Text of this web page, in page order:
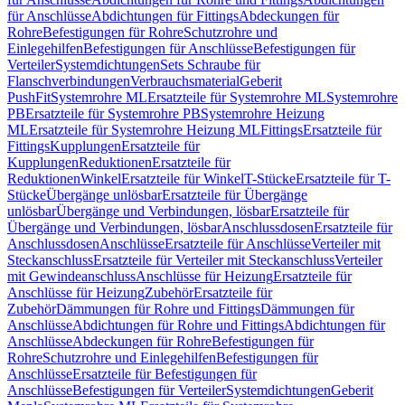
für AnschlüsseAbdichtungen für FittingsAbdeckungen für
RohreBefestigungen für RohreSchutzrohre und
EinlegehilfenBefestigungen für AnschlüsseBefestigungen für
VerteilerSystemdichtungenSets Schraube für
FlanschverbindungenVerbrauchsmaterialGeberit
PushFitSystemrohre MLErsatzteile für Systemrohre MLSystemrohre
PBErsatzteile für Systemrohre PBSystemrohre Heizung
MLErsatzteile für Systemrohre Heizung MLFittingsErsatzteile für
FittingsKupplungenErsatzteile für
KupplungenReduktionenErsatzteile für
ReduktionenWinkelErsatzteile für WinkelT-StückeErsatzteile für T-
StückeÜbergänge unlösbarErsatzteile für Übergänge
unlösbarÜbergänge und Verbindungen, lösbarErsatzteile für
Übergänge und Verbindungen, lösbarAnschlussdosenErsatzteile für
AnschlussdosenAnschlüsseErsatzteile für AnschlüsseVerteiler mit
SteckanschlussErsatzteile für Verteiler mit SteckanschlussVerteiler
mit GewindeanschlussAnschlüsse für HeizungErsatzteile für
Anschlüsse für HeizungZubehörErsatzteile für
ZubehörDämmungen für Rohre und FittingsDämmungen für
AnschlüsseAbdichtungen für Rohre und FittingsAbdichtungen für
AnschlüsseAbdeckungen für RohreBefestigungen für
RohreSchutzrohre und EinlegehilfenBefestigungen für
AnschlüsseErsatzteile für Befestigungen für
AnschlüsseBefestigungen für VerteilerSystemdichtungenGeberit